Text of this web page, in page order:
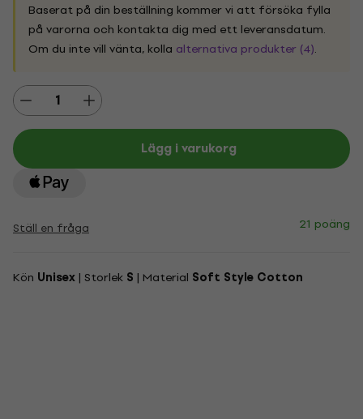
Baserat på din beställning kommer vi att försöka fylla
på varorna och kontakta dig med ett leveransdatum.
Om du inte vill vänta, kolla alternativa produkter (4).
Lägg i varukorg
Ställ en fråga 21 poäng
Kön Unisex | Storlek S | Material Soft Style Cotton